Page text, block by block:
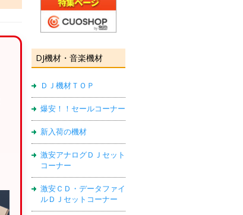
DJ機材・音楽機材
ＤＪ機材ＴＯＰ
爆安！！セールコーナー
新入荷の機材
激安アナログＤＪセット
コーナー
激安ＣＤ・データファイ
ルＤＪセットコーナー